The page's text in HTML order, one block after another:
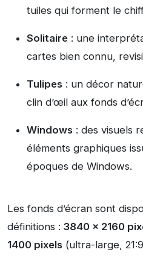
tuiles qui forment le
Solitaire : une
cartes bien connu,
Tulipes : un décor
clin d’œil aux fonds
Windows : des visuels
éléments graphiques
époques de Windows.
Les fonds d’écran sont
définitions : 3840 x 2160
1400 pixels (ultra-large,